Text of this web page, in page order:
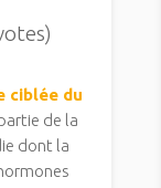
ciblée du
de la
dont la